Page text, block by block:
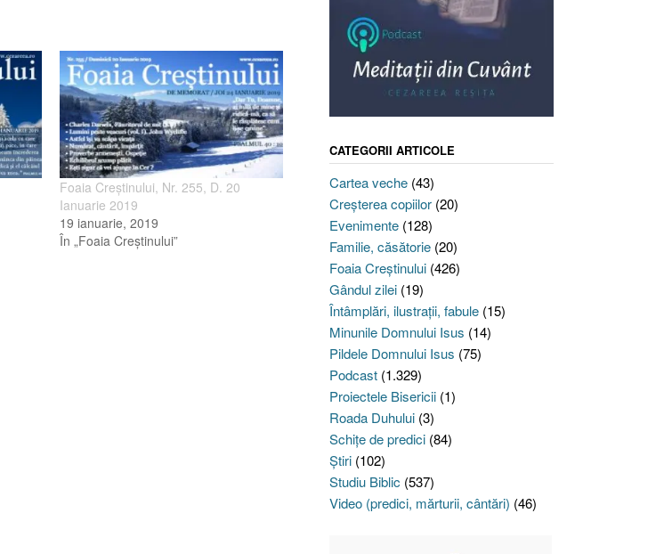
Foaia Creştinului, Nr. 255, D. 20
Ianuarie 2019
19 ianuarie, 2019
În „Foaia Creştinului”
CATEGORII ARTICOLE
Cartea veche(43)
Creşterea copiilor(20)
Evenimente(128)
Familie, căsătorie(20)
Foaia Creştinului(426)
Gândul zilei(19)
Întâmplări, ilustraţii, fabule(15)
Minunile Domnului Isus (14)
Pildele Domnului Isus (75)
Podcast(1.329)
Proiectele Bisericii(1)
Roada Duhului(3)
Schiţe de predici(84)
Ştiri(102)
Studiu Biblic (537)
Video (predici, mărturii, cântări) (46)